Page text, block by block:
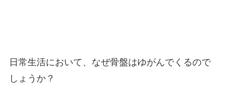
日常生活において、なぜ骨盤はゆがんでくるので
しょうか？